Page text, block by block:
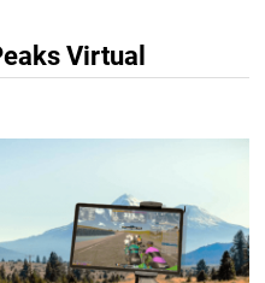
Virtual